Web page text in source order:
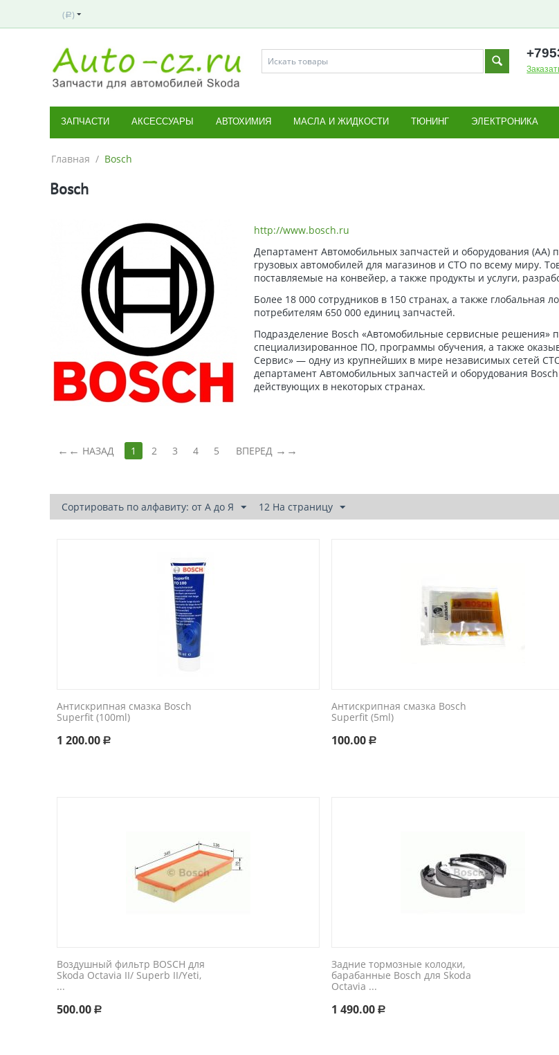
( Р )
ЗАПЧАСТИ АКСЕССУАРЫ АВТОХИМИЯ МАСЛА И ЖИДКОСТИ ТЮНИНГ ЭЛЕКТРОНИКА
Главная / Bosch
Bosch
http://www.bosch.ru
Департамент Автомобильных запчастей и оборудования (АА)
грузовых автомобилей для магазинов и СТО по всему миру.
поставляемые на конвейер, а также продукты и услуги,
Более 18 000 сотрудников в 150 странах, а также глобальная
потребителям 650 000 единиц запчастей.
Подразделение Bosch «Автомобильные сервисные решения»
специализированное ПО, программы обучения, а также
Сервис» — одну из крупнейших в мире независимых сетей
департамент Автомобильных запчастей и оборудования
действующих в некоторых странах.
← НАЗАД 1 2 3 4 5 ВПЕРЕД →
Сортировать по алфавиту: от А до Я 12 На страницу
Антискрипная смазка Bosch
Superfit (100ml)
1 200.00 Р
Антискрипная смазка Bosch
Superfit (5ml)
100.00 Р
Воздушный фильтр BOSCH для
Skoda Octavia II/ Superb II/Yeti,
...
500.00 Р
Задние тормозные колодки,
барабанные Bosch для Skoda
Octavia ...
1 490.00 Р